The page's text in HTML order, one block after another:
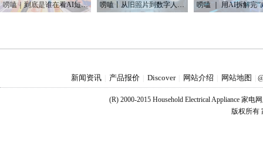
唠嗑｜到底是谁在看AI短剧？！ 唠嗑丨从旧照片到数字人：AI如何“复活”我们的思念
新闻资讯 产品报价 Discover 网站介绍 网站地图
(R) 2000-2015 Household Electrical Appliance 家电
版权所有